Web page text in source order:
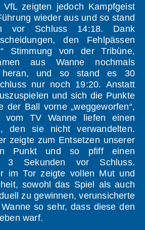
zeigten jedoch Kampfgeist
wieder aus und so stand
vor Schluss 14:18. Dank
den Fehlpässen
Stimmung von der Tribüne,
aus Wanne nochmals
heran, und so stand es 30
nur noch 19:20. Anstatt
und sich die Punkte
der Ball vorne „weggeworfen“,
vom TV Wanne liefen einen
den sie nicht verwandelten.
zeigte zum Entsetzen unserer
Punkt und so pfiff einen
3 Sekunden vor Schluss.
im Tor zeigte vollen Mut und
sowohl das Spiel als auch
zu gewinnen, verunsicherte
so sehr, dass diese den
warf.